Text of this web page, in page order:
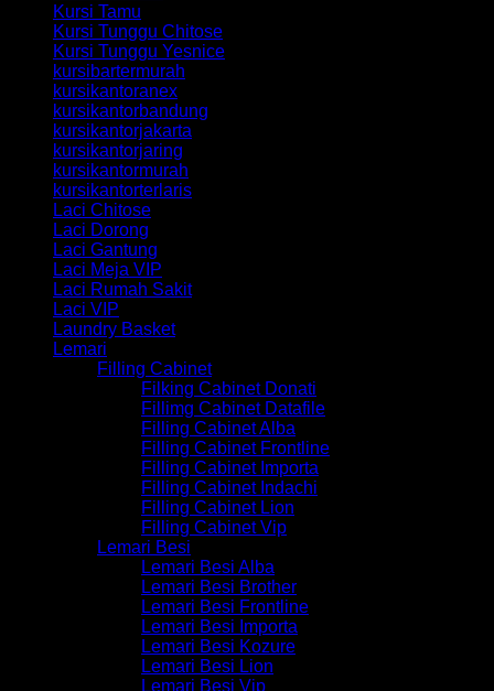
Kursi Tamu
Kursi Tunggu Chitose
Kursi Tunggu Yesnice
kursibartermurah
kursikantoranex
kursikantorbandung
kursikantorjakarta
kursikantorjaring
kursikantormurah
kursikantorterlaris
Laci Chitose
Laci Dorong
Laci Gantung
Laci Meja VIP
Laci Rumah Sakit
Laci VIP
Laundry Basket
Lemari
Filling Cabinet
Filking Cabinet Donati
Fillimg Cabinet Datafile
Filling Cabinet Alba
Filling Cabinet Frontline
Filling Cabinet Importa
Filling Cabinet Indachi
Filling Cabinet Lion
Filling Cabinet Vip
Lemari Besi
Lemari Besi Alba
Lemari Besi Brother
Lemari Besi Frontline
Lemari Besi Importa
Lemari Besi Kozure
Lemari Besi Lion
Lemari Besi Vip